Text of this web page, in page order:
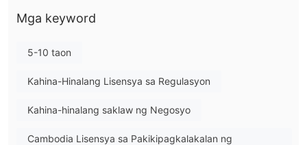
Investments Commission (ASIC).
Precious Metals, at CFDs.
Spread at Commission
Mga keyword
5-10 taon
Kahina-Hinalang Lisensya sa Regulasyon
Kahina-hinalang saklaw ng Negosyo
Cambodia Lisensya sa Pakikipagkalakalan ng